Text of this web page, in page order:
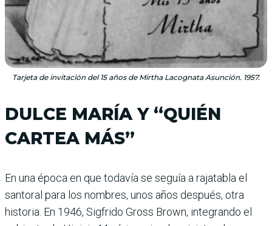
Tarjeta de invitación del 15 años de Mirtha Lacognata Asunción. 1957.
DULCE MARÍA Y “QUIÉN
CARTEA MÁS”
En una época en que todavía se seguía a rajatabla el
santoral para los nombres, unos años después, otra
historia. En 1946, Sigfrido Gross Brown, integrando el